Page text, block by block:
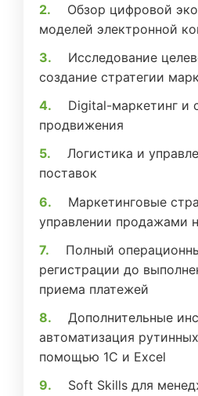
Обзор цифровой
моделей электронной
Исследование
создание стратегии
Digital-маркетинг и
продвижения
Логистика и
поставок
Маркетинговые
управлении продажами
Полный
регистрации до
приема платежей
Дополнительные
автоматизация
помощью 1С и Excel
Soft Skills для